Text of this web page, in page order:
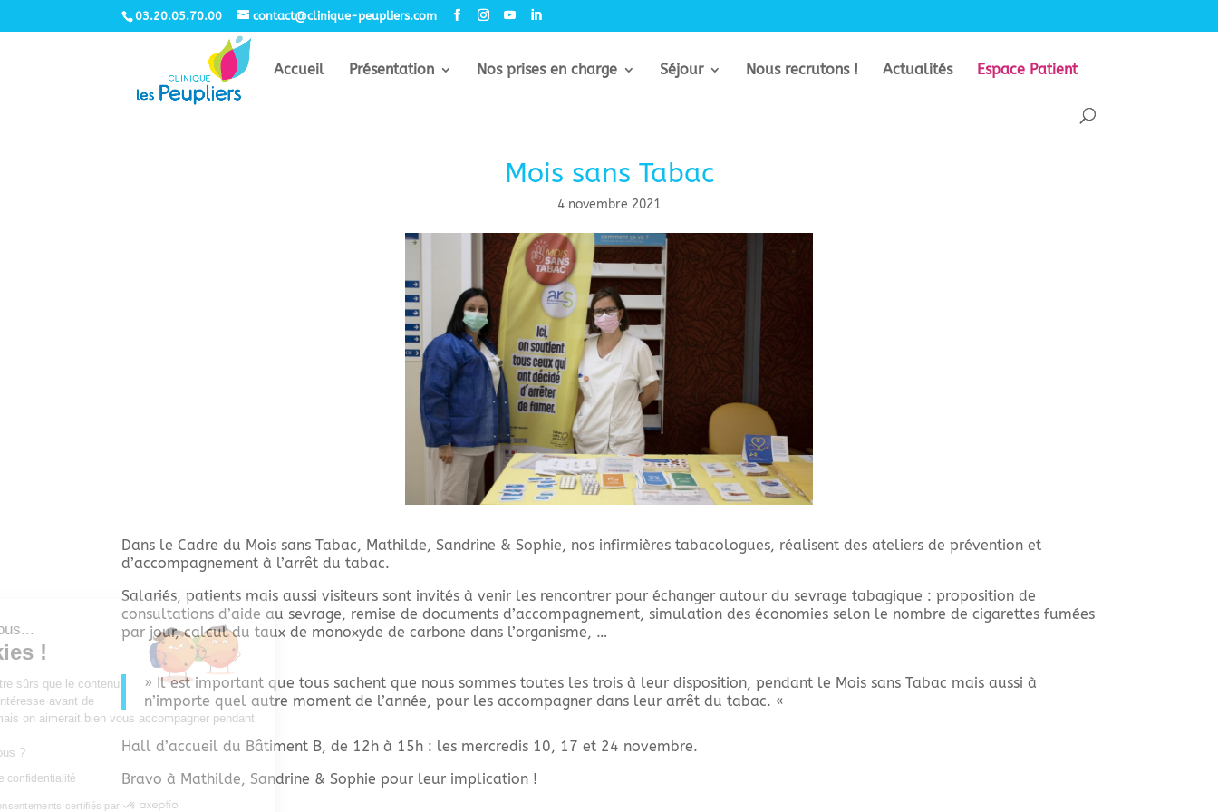
03.20.05.70.00 contact@clinique-peupliers.com
Accueil Présentation Nos prises en charge Séjour Nous recrutons ! Actualités Espace Patient
Mois sans Tabac
4 novembre 2021
Dans le Cadre du Mois sans Tabac, Mathilde, Sandrine & Sophie, nos infirmières tabacologues, réalisent des ateliers de prévention et
d’accompagnement à l’arrêt du tabac.
Salariés, patients mais aussi visiteurs sont invités à venir les rencontrer pour échanger autour du sevrage tabagique : proposition de
consultations d’aide au sevrage, remise de documents d’accompagnement, simulation des économies selon le nombre de cigarettes fumées
par jour, calcul du taux de monoxyde de carbone dans l’organisme, …
» Il est important que tous sachent que nous sommes toutes les trois à leur disposition, pendant le Mois sans Tabac mais aussi à
n’importe quel autre moment de l’année, pour les accompagner dans leur arrêt du tabac. «
Hall d’accueil du Bâtiment B, de 12h à 15h : les mercredis 10, 17 et 24 novembre.
Bravo à Mathilde, Sandrine & Sophie pour leur implication !
Salut c'est nous...
les Cookies !
On a attendu d'être sûrs que le contenu
de ce site vous intéresse avant de
vous déranger, mais on aimerait bien vous accompagner pendant
C'est OK pour vous ?
Lire la politique de confidentialité
Consentements certifiés par